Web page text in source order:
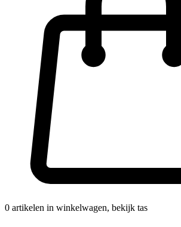
0 artikelen in winkelwagen, bekijk tas